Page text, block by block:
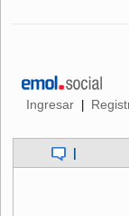
Ingresar |
|